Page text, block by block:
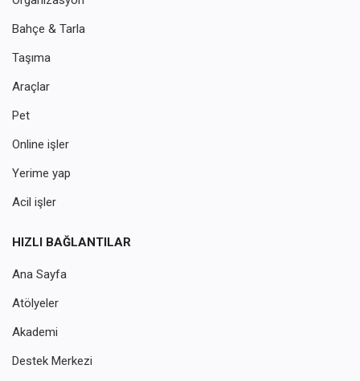
Bahçe & Tarla
Taşıma
Araçlar
Pet
Online işler
Yerime yap
Acil işler
HIZLI BAĞLANTILAR
Ana Sayfa
Atölyeler
Akademi
Destek Merkezi